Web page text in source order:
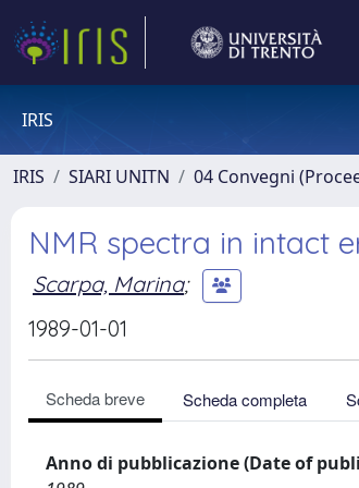
IRIS
IRIS SIARI UNITN 04 Convegni
NMR spectra in intact
Scarpa, Marina;
1989-01-01
Scheda breve Scheda completa
Anno di pubblicazione (Date of